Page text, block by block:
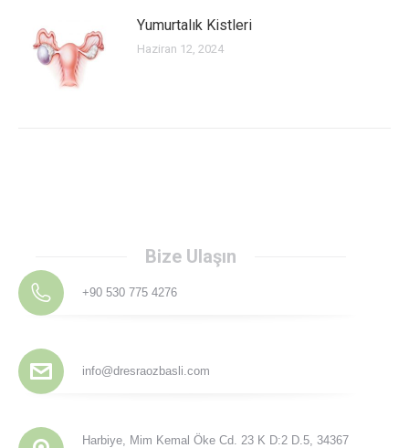
Yumurtalık Kistleri
Haziran 12, 2024
Bize Ulaşın
+90 530 775 4276
info@dresraozbasli.com
Harbiye, Mim Kemal Öke Cd. 23 K D:2 D.5, 34367